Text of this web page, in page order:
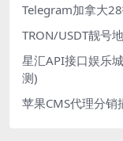
Telegram加拿大
TRON/USDT靓号
星汇API接口娱乐
测)
苹果CMS代理分销